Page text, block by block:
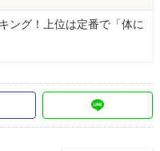
ング！上位は定番で「体に